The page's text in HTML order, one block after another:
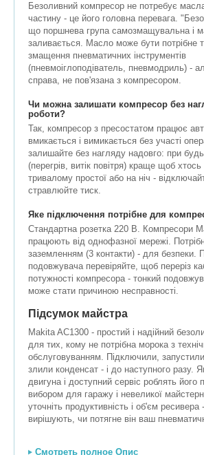
Безоливний компресор не потребує
частину - це його головна перевага.
що поршнева група самозмащувальна і
заливається. Масло може бути потрібне
змащення пневматичних інструментів
(пневмоіглоподіватель, пневмодриль) -
справа, не пов'язана з компресором.
Чи можна залишати компресор без
роботи?
Так, компресор з пресостатом працює
вмикається і вимикається без участі
залишайте без нагляду надовго: при
(перегрів, витік повітря) краще щоб
тривалому простої або на ніч -
стравлюйте тиск.
Яке підключення потрібне для
Стандартна розетка 220 В. Компресори
працюють від однофазної мережі.
заземленням (3 контакти) - для безпеки.
подовжувача перевіряйте, щоб переріз
потужності компресора - тонкий
може стати причиною несправності.
Підсумок майстра
Makita AC1300 - простий і надійний
для тих, кому не потрібна морока з
обслуговуванням. Підключили,
злили конденсат - і до наступного разу.
двигуна і доступний сервіс роблять його
вибором для гаражу і невеликої
уточніть продуктивність і об'єм ресивера
вирішують, чи потягне він ваш
Смотреть полное Опис